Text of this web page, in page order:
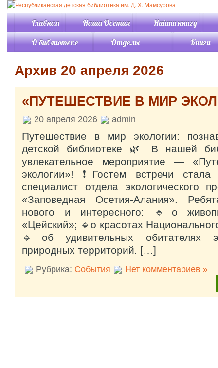
Главная Наша Осетия
Найти книгу
О библиотеке
События
библиотекой
Структура
Режим работы
Контакты
Документы
Отделы
Отдел «Отрочество»
Отдел «Краеведение»
Читальный зал
«Познавательная
литература
«Искусство»
Информационно-
компьютерный отдел
Отдел
комплектования и
Справочно-
библиографический
отдел
Книги
Обзоры
выставки
Подкасты
Статьи
Жизнь
Архив 20 апреля 2026
«ПУТЕШЕСТВИЕ В МИР
20 апреля 2026 admin
Путешествие в мир экологии:
детской библиотеке 🌿 В нашей
увлекательное мероприятие —
экологии»! ❗Гостем встречи
специалист отдела экологического
«Заповедная Осетия‑Алания».
нового и интересного: 🔹о
«Цейский»; 🔹о красотах
🔹об удивительных обитателях
природных территорий. […]
Рубрика: События Нет комментариев »